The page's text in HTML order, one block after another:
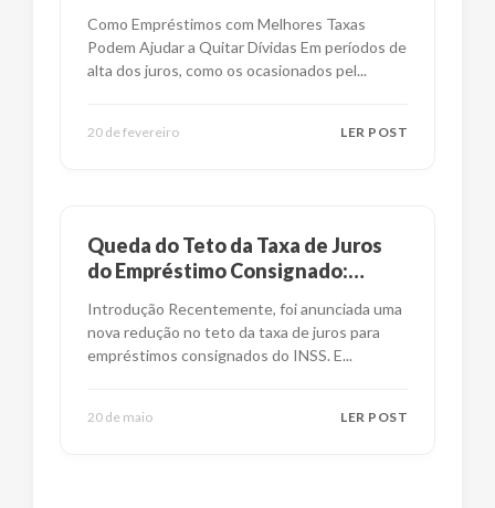
Como Empréstimos com Melhores Taxas
Podem Ajudar a Quitar Dívidas Em períodos de
alta dos juros, como os ocasionados pel...
20 de fevereiro LER POST
Queda do Teto da Taxa de Juros
do Empréstimo Consignado:
Introdução Recentemente, foi anunciada uma
nova redução no teto da taxa de juros para
empréstimos consignados do INSS. E...
20 de maio LER POST